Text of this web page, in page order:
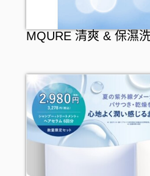
MQURE 清爽 & 保濕